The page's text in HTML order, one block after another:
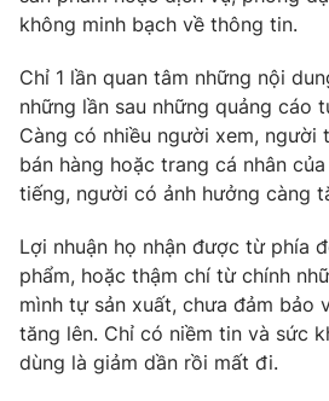
Ðiện thoại Thời báo VTV: 024.66 897
Liên hệ quảng cáo:024-7300.7108
không minh bạch về thông tin.
Chỉ 1 lần quan tâm những nội
những lần sau những quảng cáo
Càng có nhiều người xem, người
bán hàng hoặc trang cá nhân
tiếng, người có ảnh hưởng càng
Lợi nhuận họ nhận được từ phía
phẩm, hoặc thậm chí từ chính
mình tự sản xuất, chưa đảm bảo
tăng lên. Chỉ có niềm tin và sức
dùng là giảm dần rồi mất đi.